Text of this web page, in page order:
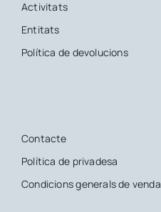
Activitats
Entitats
Política de devolucions
Contacte
Política de privadesa
Condicions generals de venda